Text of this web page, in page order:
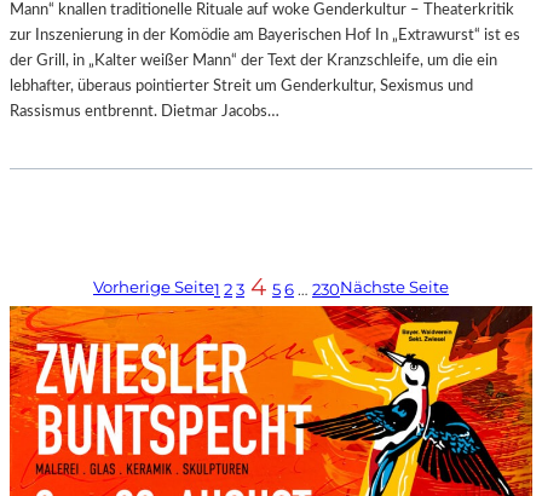
Mann“ knallen traditionelle Rituale auf woke Genderkultur – Theaterkritik
zur Inszenierung in der Komödie am Bayerischen Hof In „Extrawurst“ ist es
der Grill, in „Kalter weißer Mann“ der Text der Kranzschleife, um die ein
lebhafter, überaus pointierter Streit um Genderkultur, Sexismus und
Rassismus entbrennt. Dietmar Jacobs…
Vorherige Seite1 23 4 56… 230Nächste Seite